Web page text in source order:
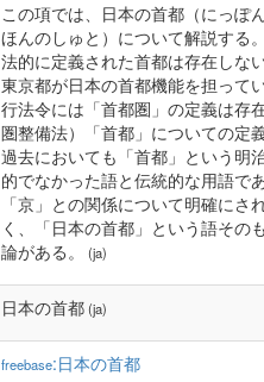
この項では、日本の首都（にっぽ
ほんのしゅと）について解説する
法的に定義された首都は存在しな
東京都が日本の首都機能を担って
行法令には「首都圏」の定義は存
圏整備法）「首都」についての定
過去においても「首都」という明
的でなかった語と伝統的な用語で
「京」との関係について明確にさ
く、「日本の首都」という語その
論がある。
(ja)
日本の首都(ja)
freebase:日本の首都